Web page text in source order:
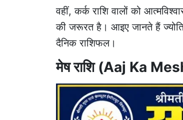
वहीं, कर्क राशि वालों को
की जरूरत है। आइए जानते हैं
दैनिक राशिफल।
मेष राशि (Aaj Ka